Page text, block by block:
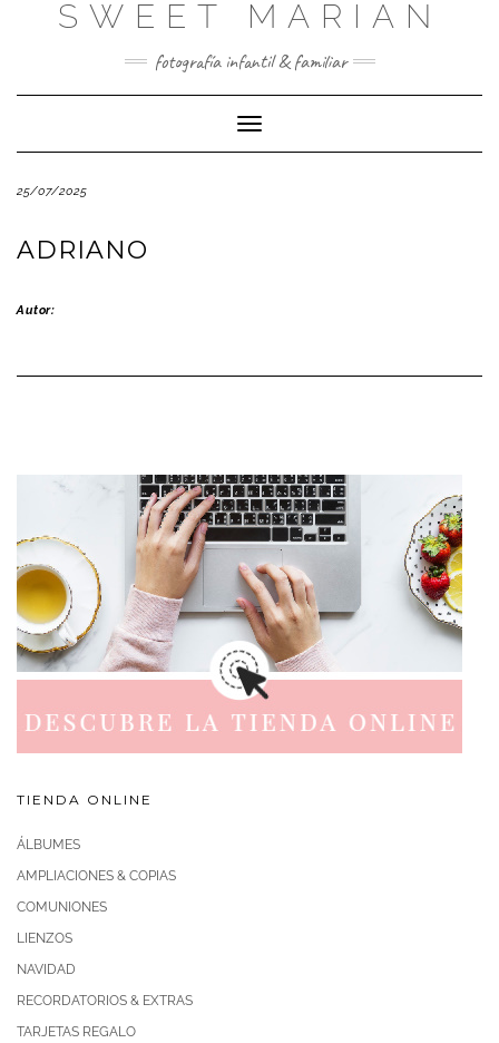
SWEET MARIAN
fotografía infantil & familiar
Cambiar
modo
25/07/2025
ADRIANO
Autor:
TIENDA ONLINE
ÁLBUMES
AMPLIACIONES & COPIAS
COMUNIONES
LIENZOS
NAVIDAD
RECORDATORIOS & EXTRAS
TARJETAS REGALO